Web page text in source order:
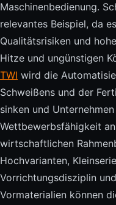
Maschinenbedienung.
relevantes Beispiel, da
Qualitätsrisiken und
Hitze und ungünstigen
TWI wird die
Schweißens und der
sinken und
Wettbewerbsfähigkeit
wirtschaftlichen
Hochvarianten,
Vorrichtungsdisziplin
Vormaterialien können